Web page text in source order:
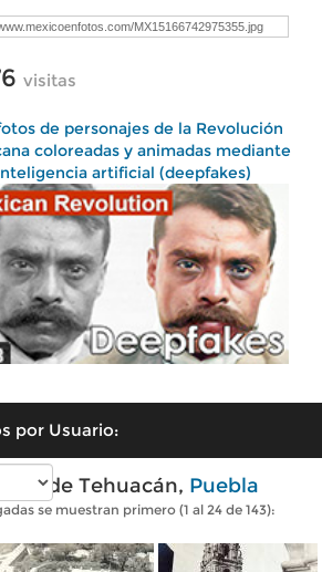
visitas
de personajes de la Revolución
coloreadas y animadas mediante
artificial (deepfakes)
por Usuario:
de Tehuacán, Puebla
se muestran primero (1 al 24 de 143):